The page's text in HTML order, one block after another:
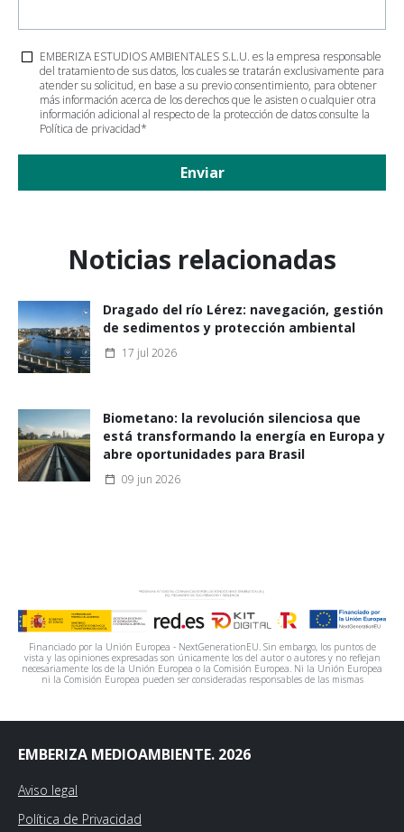
EMBERIZA ESTUDIOS AMBIENTALES S.L.U. es la empresa responsable
del tratamiento de sus datos, los cuales se tratarán exclusivamente para
atender su solicitud, en base a su previo consentimiento, para obtener
más información acerca de los derechos que le asisten o cualquier otra
información adicional al respecto de la protección de datos consulte la
Política de privacidad*
Enviar
Noticias relacionadas
Dragado del río Lérez: navegación, gestión
de sedimentos y protección ambiental
17 jul 2026
Biometano: la revolución silenciosa que
está transformando la energía en Europa y
abre oportunidades para Brasil
09 jun 2026
Financiado por la Unión Europea - NextGenerationEU. Sin embargo, los puntos de
vista y las opiniones expresadas son únicamente los del autor o autores y no reflejan
necesariamente los de la Unión Europea o la Comisión Europea. Ni la Unión Europea
ni la Comisión Europea pueden ser consideradas responsables de las mismas
EMBERIZA MEDIOAMBIENTE. 2026
Aviso legal
Política de Privacidad